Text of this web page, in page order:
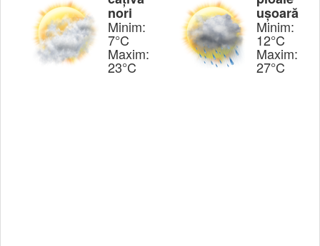
nori
Minim:
7°C
Maxim:
23°C
ușoară
Minim:
12°C
Maxim:
27°C